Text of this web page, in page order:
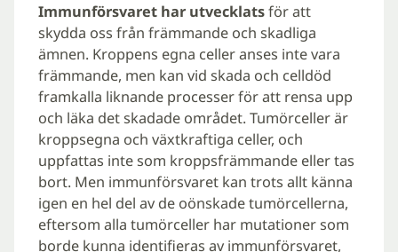
Immunförsvaret har utvecklatsför att
skydda oss från främmande och skadliga
ämnen. Kroppens egna celler anses inte vara
främmande, men kan vid skada och celldöd
framkalla liknande processer för att rensa upp
och läka det skadade området. Tumörceller är
kroppsegna och växtkraftiga celler, och
uppfattas inte som kroppsfrämmande eller tas
bort. Men immunförsvaret kan trots allt känna
igen en hel del av de oönskade tumörcellerna,
eftersom alla tumörceller har mutationer som
borde kunna identifieras av immunförsvaret,